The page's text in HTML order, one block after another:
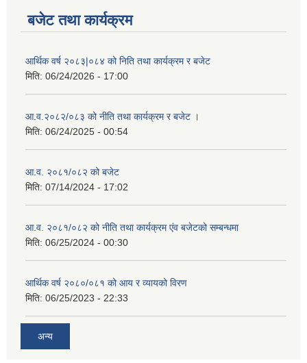
बजेट तथा कार्यक्रम
आर्थिक वर्ष २०८३|०८४ को निति तथा कार्यक्रम र बजेट
मिति: 06/24/2026 - 17:00
आ.व.२०८२/०८३ को नीति तथा कार्यक्रम र बजेट ।
मिति: 06/24/2025 - 00:54
आ.व. २०८१/०८२ को बजेट
मिति: 07/14/2024 - 17:02
आ.व. २०८१/०८२ को नीति तथा कार्यक्रम एंव बजेटको सम्बन्धमा
मिति: 06/25/2024 - 00:30
आर्थिक वर्ष २०८०/०८१ को आय र व्यायको विरण
मिति: 06/25/2023 - 22:33
अन्य